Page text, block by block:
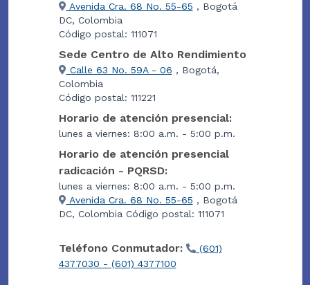
Avenida Cra. 68 No. 55-65 , Bogotá
DC, Colombia
Código postal: 111071
Sede Centro de Alto Rendimiento
Calle 63 No. 59A - 06 , Bogotá,
Colombia
Código postal: 111221
Horario de atención presencial:
lunes a viernes: 8:00 a.m. - 5:00 p.m.
Horario de atención presencial
radicación - PQRSD:
lunes a viernes: 8:00 a.m. - 5:00 p.m.
Avenida Cra. 68 No. 55-65 , Bogotá
DC, Colombia Código postal: 111071
Teléfono Conmutador:
(601)
4377030 - (601) 4377100